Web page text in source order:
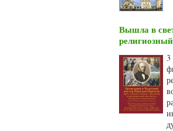
Вышла в
3